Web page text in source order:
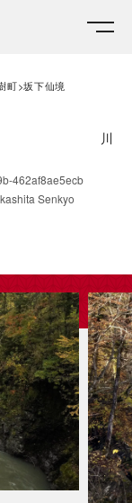
町 坂下仙境
川
462af8ae5ecb
Senkyo